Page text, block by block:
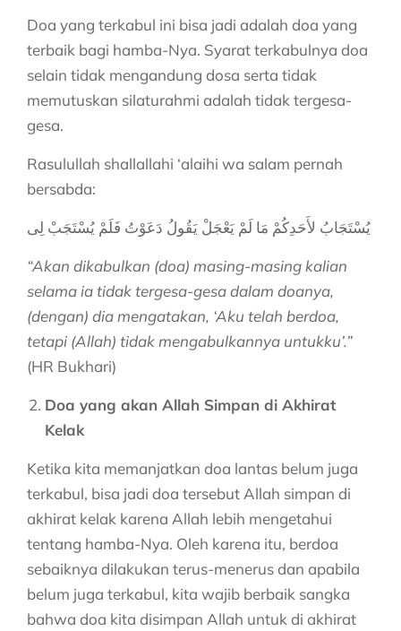
Doa yang terkabul ini bisa jadi adalah doa yang
terbaik bagi hamba-Nya. Syarat terkabulnya doa
selain tidak mengandung dosa serta tidak
memutuskan silaturahmi adalah tidak tergesa-
gesa.
Rasulullah shallallahi ‘alaihi wa salam pernah
bersabda:
يُسْتَجَابُ لأَحَدِكُمْ مَا لَمْ يَعْجَلْ يَقُولُ دَعَوْتُ فَلَمْ يُسْتَجَبْ لِى
“Akan dikabulkan (doa) masing-masing kalian
selama ia tidak tergesa-gesa dalam doanya,
(dengan) dia mengatakan, ‘Aku telah berdoa,
tetapi (Allah) tidak mengabulkannya untukku’.”
(HR Bukhari)
Doa yang akan Allah Simpan di Akhirat
Kelak
Ketika kita memanjatkan doa lantas belum juga
terkabul, bisa jadi doa tersebut Allah simpan di
akhirat kelak karena Allah lebih mengetahui
tentang hamba-Nya. Oleh karena itu, berdoa
sebaiknya dilakukan terus-menerus dan apabila
belum juga terkabul, kita wajib berbaik sangka
bahwa doa kita disimpan Allah untuk di akhirat